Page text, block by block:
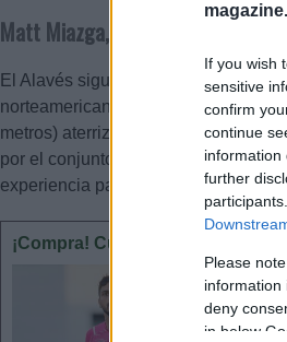
If you wish
sensitive
confirm
continue
information
further
Please
information
deny
in below
Matt Miazga, a un paso del Alavés
El Alavés sigue buscando
norteamericano Matthew Miazga,
metros) aterrizará en Vitoria como
por el conjunto inglés en el Vitesse,
experiencia para competir con
¡Compra! Cuatro triunfadores
Estos
tener
antes